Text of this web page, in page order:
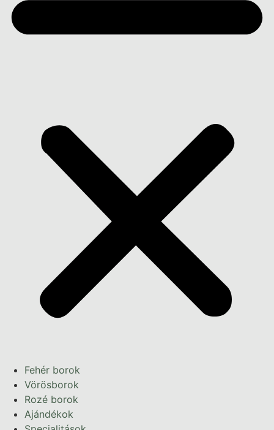
Fehér borok
Vörösborok
Rozé borok
Ajándékok